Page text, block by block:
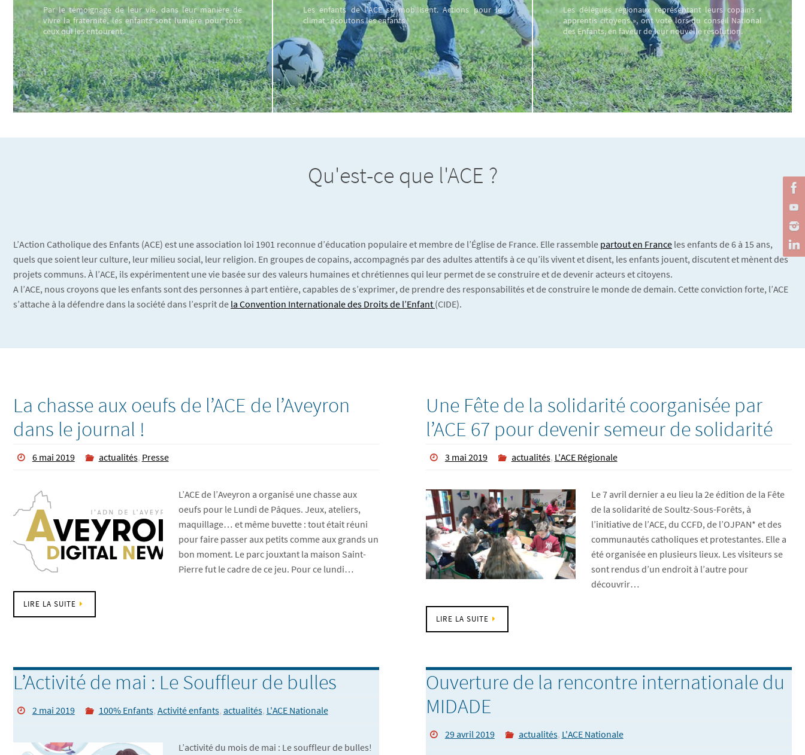
Par le témoignage de leur vie, dans leur manière de
vivre la fraternité, les enfants sont lumière pour tous
ceux qui les entourent.
Les enfants de l’ACE se mobilisent. Actions pour le
climat : écoutons les enfants !
Les délégués régionaux représentant leurs copains «
apprentis citoyens », ont voté lors du conseil National
des Enfants, en faveur de leur nouvelle résolution.
Qu'est-ce que l'ACE ?
L’Action Catholique des Enfants (ACE) est une association loi 1901 reconnue d’éducation populaire et membre de l’Église de France. Elle rassemble partout en France les enfants de 6 à 15 ans,
quels que soient leur culture, leur milieu social, leur religion. En groupes de copains, accompagnés par des adultes attentifs à ce qu’ils vivent et disent, les enfants jouent, discutent et mènent des
projets communs. À l’ACE, ils expérimentent une vie basée sur des valeurs humaines et chrétiennes qui leur permet de se construire et de devenir acteurs et citoyens.
A l’ACE, nous croyons que les enfants sont des personnes à part entière, capables de s’exprimer, de prendre des responsabilités et de construire le monde de demain. Cette conviction forte, l’ACE
s’attache à la défendre dans la société dans l’esprit de la Convention Internationale des Droits de l’Enfant (CIDE).
La chasse aux oeufs de l’ACE de l’Aveyron
dans le journal !
6 mai 2019 actualités, Presse
L’ACE de l’Aveyron a organisé une chasse aux
oeufs pour le Lundi de Pâques. Jeux, ateliers,
maquillage… et même buvette : tout était réuni
pour faire passer aux petits comme aux grands un
bon moment. Le parc jouxtant la maison Saint-
Pierre fut le cadre de ce jeu. Pour ce lundi…
LIRE LA SUITE
Une Fête de la solidarité coorganisée par
l’ACE 67 pour devenir semeur de solidarité
3 mai 2019 actualités, L'ACE Régionale
Le 7 avril dernier a eu lieu la 2e édition de la Fête
de la solidarité de Soultz-Sous-Forêts, à
l’initiative de l’ACE, du CCFD, de l’OJPAN* et des
communautés catholiques et protestantes. Elle a
été organisée en plusieurs lieux. Les visiteurs se
sont rendus d’un endroit à l’autre pour
découvrir…
LIRE LA SUITE
L’Activité de mai : Le Souffleur de bulles
2 mai 2019 100% Enfants, Activité enfants, actualités, L'ACE Nationale
L’activité du mois de mai : Le souffleur de bulles!
Ouverture de la rencontre internationale du
MIDADE
29 avril 2019 actualités, L'ACE Nationale